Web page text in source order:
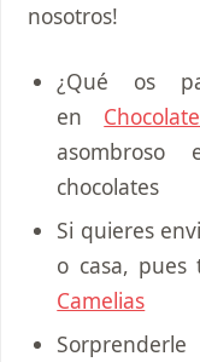
nosotros!
¿Qué os
en
asombroso
chocolates
Si quieres
o casa, pues
Camelias